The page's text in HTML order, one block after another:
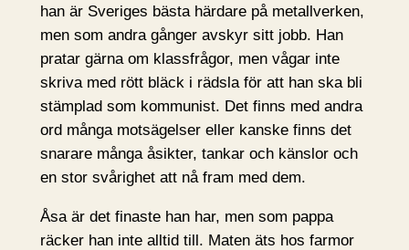
han är Sveriges bästa härdare på metallverken,
men som andra gånger avskyr sitt jobb. Han
pratar gärna om klassfrågor, men vågar inte
skriva med rött bläck i rädsla för att han ska bli
stämplad som kommunist. Det finns med andra
ord många motsägelser eller kanske finns det
snarare många åsikter, tankar och känslor och
en stor svårighet att nå fram med dem.
Åsa är det finaste han har, men som pappa
räcker han inte alltid till. Maten äts hos farmor